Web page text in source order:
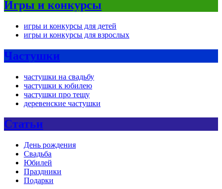
Игры и конкурсы
игры и конкурсы для детей
игры и конкурсы для взрослых
Частушки
частушки на свадьбу
частушки к юбилею
частушки про тещу
деревенские частушки
Статьи
День рождения
Свадьба
Юбилей
Праздники
Подарки